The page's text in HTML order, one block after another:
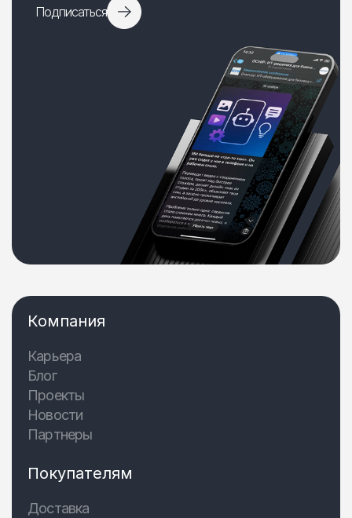
Подписаться
Компания
Карьера
Блог
Проекты
Новости
Партнеры
Покупателям
Доставка